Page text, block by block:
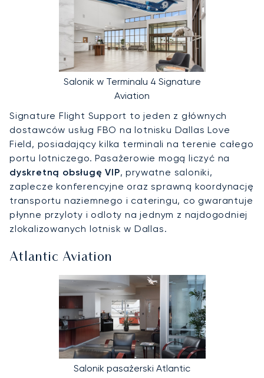
Salonik w Terminalu 4 Signature
Aviation
Signature Flight Support to jeden z głównych
dostawców usług FBO na lotnisku Dallas Love
Field, posiadający kilka terminali na terenie całego
portu lotniczego. Pasażerowie mogą liczyć na
dyskretną obsługę VIP, prywatne saloniki,
zaplecze konferencyjne oraz sprawną koordynację
transportu naziemnego i cateringu, co gwarantuje
płynne przyloty i odloty na jednym z najdogodniej
zlokalizowanych lotnisk w Dallas.
Atlantic Aviation
Salonik pasażerski Atlantic